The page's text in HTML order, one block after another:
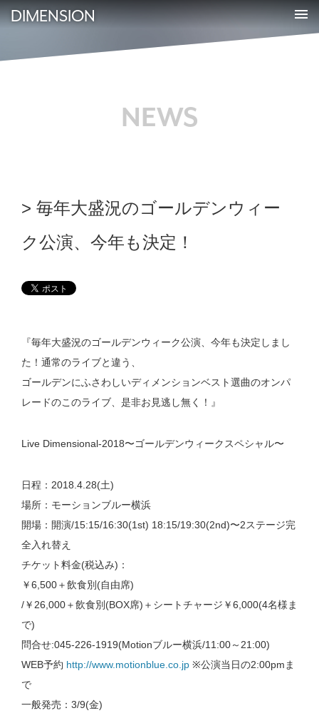
DIMENSION
NEWS
毎年大盛況のゴールデンウィー
ク公演、今年も決定！
『毎年大盛況のゴールデンウィーク公演、今年も決定しまし
た！通常のライブと違う、
ゴールデンにふさわしいディメンションベスト選曲のオンパ
レードのこのライブ、是非お見逃し無く！』
Live Dimensional-2018〜ゴールデンウィークスペシャル〜
日程：2018.4.28(土)
場所：モーションブルー横浜
開場：開演/15:15/16:30(1st) 18:15/19:30(2nd)〜2ステージ完
全入れ替え
チケット料金(税込み)：
￥6,500＋飲食別(自由席)
/￥26,000＋飲食別(BOX席)＋シートチャージ￥6,000(4名様ま
で)
問合せ:045-226-1919(Motionブルー横浜/11:00～21:00)
WEB予約 http://www.motionblue.co.jp ※公演当日の2:00pmま
で
一般発売：3/9(金)